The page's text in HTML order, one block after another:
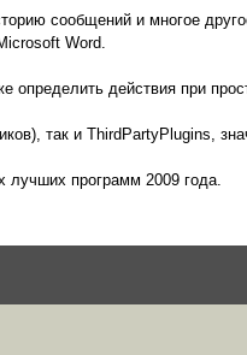
сообщений и многое
Word.
определить действия при
так и ThirdPartyPlugins,
лучших программ 2009 года.